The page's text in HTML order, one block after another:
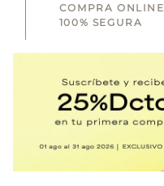
COMPRA ONLINE
100% SEGURA